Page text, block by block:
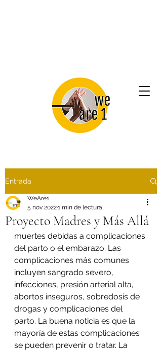
Entrada
Proyecto Madres y Más Allá
WeAre1
5 nov 20221 min de lectura
muertes debidas a complicaciones
del parto o el embarazo. Las
complicaciones más comunes
incluyen sangrado severo,
infecciones, presión arterial alta,
abortos inseguros, sobredosis de
drogas y complicaciones del
parto. La buena noticia es que la
mayoría de estas complicaciones
se pueden prevenir o tratar. La